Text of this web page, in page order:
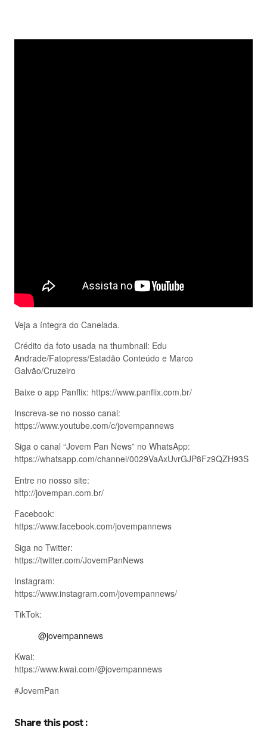
Veja a íntegra do Canelada.
Crédito da foto usada na thumbnail: Edu
Andrade/Fatopress/Estadão Conteúdo e Marco
Galvão/Cruzeiro
Baixe o app Panflix: https://www.panflix.com.br/
Inscreva-se no nosso canal:
https://www.youtube.com/c/jovempannews
Siga o canal “Jovem Pan News” no WhatsApp:
https://whatsapp.com/channel/0029VaAxUvrGJP8Fz9QZH93S
Entre no nosso site:
http://jovempan.com.br/
Facebook:
https://www.facebook.com/jovempannews
Siga no Twitter:
https://twitter.com/JovemPanNews
Instagram:
https://www.instagram.com/jovempannews/
TikTok:
@jovempannews
Kwai:
https://www.kwai.com/@jovempannews
#JovemPan
Share this post :